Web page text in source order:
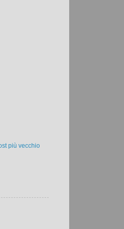
più vecchio